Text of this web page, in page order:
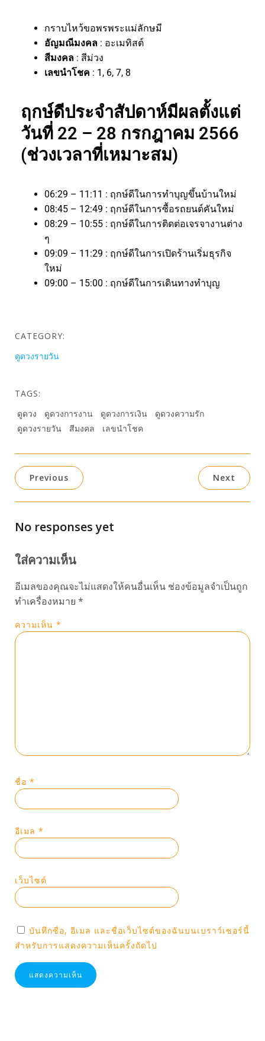
กราบไหว้ขอพรพระแม่ลักษมี
อัญมณีมงคล : อะเมทิสต์
สีมงคล : สีม่วง
เลขนำโชค : 1, 6, 7, 8
ฤกษ์ดีประจำสัปดาห์มีผลตั้งแต่
วันที่ 22 – 28 กรกฎาคม 2566
(ช่วงเวลาที่เหมาะสม)
06:29 – 11:11 : ฤกษ์ดีในการทำบุญขึ้นบ้านใหม่
08:45 – 12:49 : ฤกษ์ดีในการซื้อรถยนต์คันใหม่
08:29 – 10:55 : ฤกษ์ดีในการติดต่อเจรจางานต่าง
ๆ
09:09 – 11:29 : ฤกษ์ดีในการเปิดร้านเริ่มธุรกิจ
ใหม่
09:00 – 15:00 : ฤกษ์ดีในการเดินทางทำบุญ
CATEGORY:
ดูดวงรายวัน
TAGS:
ดูดวง
ดูดวงการงาน ดูดวงการเงิน
ดูดวงความรัก
ดูดวงรายวัน
สีมงคล เลขนำโชค
Previous Next
No responses yet
ใส่ความเห็น
อีเมลของคุณจะไม่แสดงให้คนอื่นเห็น ช่องข้อมูลจำเป็นถูก
ทำเครื่องหมาย *
ความเห็น *
ชื่อ *
อีเมล *
เว็บไซต์
บันทึกชื่อ, อีเมล และชื่อเว็บไซต์ของฉันบนเบราว์เซอร์นี้
สำหรับการแสดงความเห็นครั้งถัดไป